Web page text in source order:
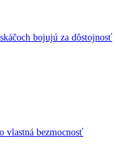
bojujú za dôstojnosť
vlastná bezmocnosť